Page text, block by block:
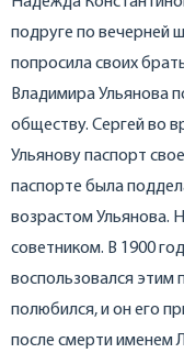
подруге по вечерней
попросила своих
Владимира Ульянова
обществу. Сергей во
Ульянову паспорт
паспорте была
возрастом Ульянова.
советником. В 1900
воспользовался этим
полюбился, и он его
после смерти именем